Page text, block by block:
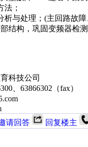
法；
析与处理；(主回路故
结构，巩固变频器检
科技公司
、63866302（fax）
请回答 回复楼主